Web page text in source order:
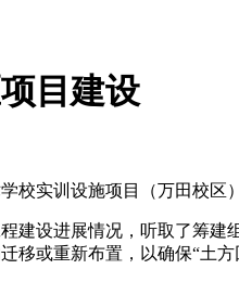
目建设
实训设施项目（万田校区
设进展情况，听取了筹建
或重新布置，以确保“土方